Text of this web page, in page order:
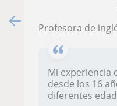
Profesora de inglés,
Mi experiencia
desde los 16
diferentes